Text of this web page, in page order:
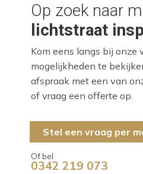
Op zoek naar
lichtstraat
Kom eens langs bij onze
mogelijkheden te
afspraak met een van
of vraag een offerte op.
Stel een vraag per
Of bel
0342 219 073